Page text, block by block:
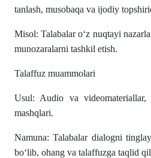
tanlash, musobaqa va ijodiy
Misol: Talabalar o‘z nuqtayi
munozaralarni tashkil etish.
Talaffuz muammolari
Usul: Audio va
mashqlari.
Namuna: Talabalar dialogni
bo‘lib, ohang va talaffuzga taqlid